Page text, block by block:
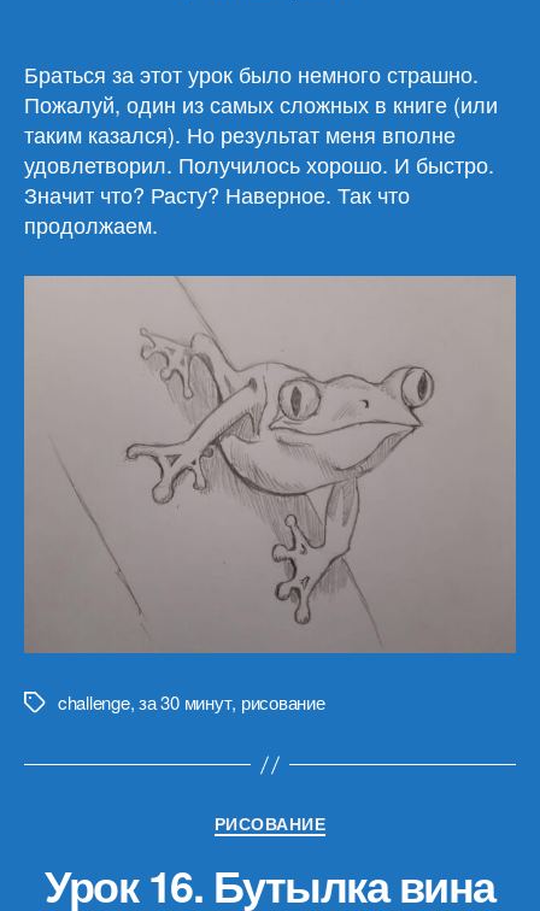
Древесная
лягушка
за
30
минут
Браться за этот урок было немного страшно.
Пожалуй, один из самых сложных в книге (или
таким казался). Но результат меня вполне
удовлетворил. Получилось хорошо. И быстро.
Значит что? Расту? Наверное. Так что
продолжаем.
Меткиchallenge,за 30 минут, рисование
Рубрики
РИСОВАНИЕ
Урок 16. Бутылка вина